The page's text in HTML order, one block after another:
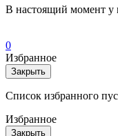
В настоящий момент у
0
Избранное
Закрыть
Список избранного
Избранное
Закрыть